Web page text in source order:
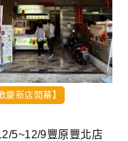
慶新店開幕】
5~12/9豐原豐北店